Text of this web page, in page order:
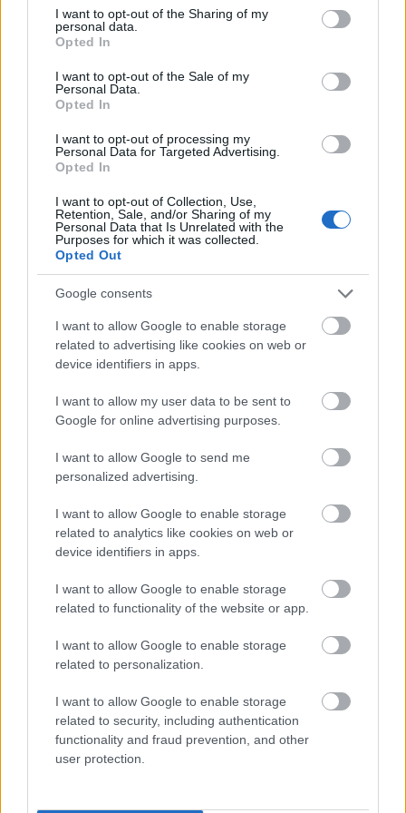
not limited to your visit or usage behaviour. You may click to
grant or deny consent to Google and its third-party tags to
use your data for below specified purposes in below Google
consent section.
I want to opt-out of the Sharing of my
personal data.
Opted In
I want to opt-out of the Sale of my
Personal Data.
Opted In
I want to opt-out of processing my
Personal Data for Targeted Advertising.
Opted In
I want to opt-out of Collection, Use,
Retention, Sale, and/or Sharing of my
Personal Data that Is Unrelated with the
Purposes for which it was collected.
Opted Out
Google consents
I want to allow Google to enable storage
related to advertising like cookies on web or
device identifiers in apps.
I want to allow my user data to be sent to
Google for online advertising purposes.
I want to allow Google to send me
personalized advertising.
I want to allow Google to enable storage
related to analytics like cookies on web or
device identifiers in apps.
I want to allow Google to enable storage
related to functionality of the website or app.
I want to allow Google to enable storage
related to personalization.
I want to allow Google to enable storage
related to security, including authentication
functionality and fraud prevention, and other
user protection.
oldalnézetes platformer, az azonos című Earthworm
Jim alapján készült rajzfilmsorozat, amely 1995
szeptembere és 1996 december között 2 évadot élt
meg, összesen 23, egyenként körülbelül fél órás
résszel.
A főhős, Jim, egy giliszta, akire ráesett egy űrruha,
végrehajtani, olykor saját testét is alkalmazva. Mind
a játék, mind a sorozat természetesen ezen
hangsúlyozta ki.
A sorozat a képességekkel képest pozitív kritikákat
kapott, néhány, itt megismert szereplő (és ellenfél)
még az 1999-ben megjelent Earthworm Jim
konzolra).
Revisioned: Tomb Raider Animated Series